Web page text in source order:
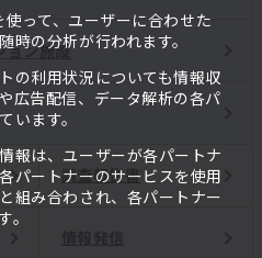
って、ユーザーに合わせた
時の分析が行われます。
の利用状況についても情報収
広告配信、データ解析の各パ
います。
報は、ユーザーが各パートナ
パートナーのサービスを使用
組み合わされ、各パートナー
。
ョン施設
調査報告書